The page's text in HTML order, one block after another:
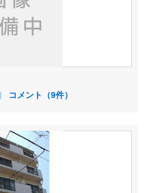
コメント（9件）